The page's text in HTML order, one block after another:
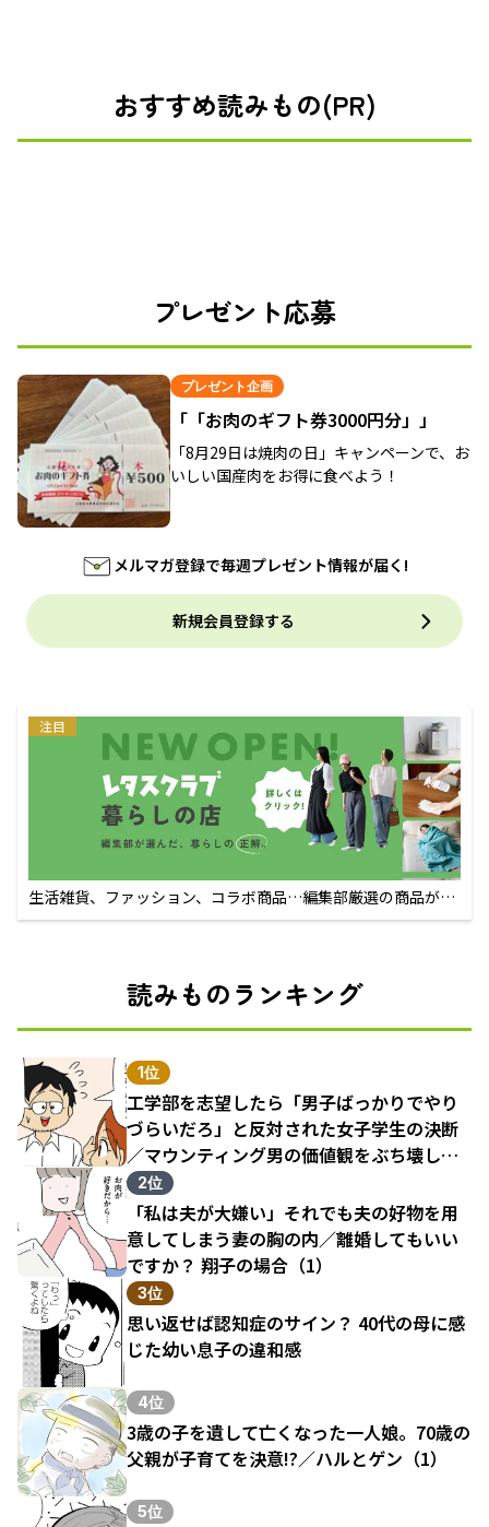
おすすめ読みもの(PR)
プレゼント応募
プレゼント企画
「「お肉のギフト券3000円分」」
「8月29日は焼肉の日」キャンペーンで、お
いしい国産肉をお得に食べよう！
メルマガ登録で毎週プレゼント情報が届く!
新規会員登録する
注目
生活雑貨、ファッション、コラボ商品…編集部厳選の商品が買
えるECサイト
読みものランキング
1位
工学部を志望したら「男子ばっかりでやり
づらいだろ」と反対された女子学生の決断
／マウンティング男の価値観をぶち壊した
結果（1）
2位
「私は夫が大嫌い」それでも夫の好物を用
意してしまう妻の胸の内／離婚してもいい
ですか？ 翔子の場合（1）
3位
思い返せば認知症のサイン？ 40代の母に感
じた幼い息子の違和感
4位
3歳の子を遺して亡くなった一人娘。70歳の
父親が子育てを決意!?／ハルとゲン（1）
5位